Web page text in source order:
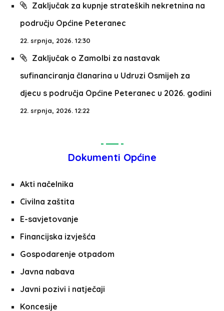
Zaključak za kupnje strateških nekretnina na
području Općine Peteranec
22. srpnja, 2026. 12:30
Zaključak o Zamolbi za nastavak
sufinanciranja članarina u Udruzi Osmijeh za
djecu s područja Općine Peteranec u 2026. godini
22. srpnja, 2026. 12:22
Dokumenti Općine
Akti načelnika
Civilna zaštita
E-savjetovanje
Financijska izvješća
Gospodarenje otpadom
Javna nabava
Javni pozivi i natječaji
Koncesije